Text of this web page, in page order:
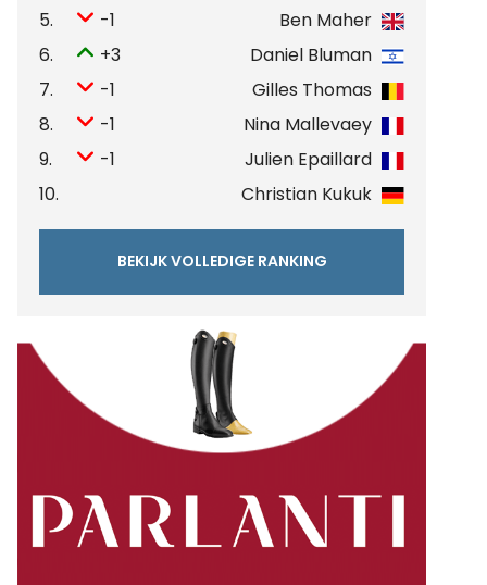
5. -1
Ben Maher
6.
+3
Daniel Bluman
7.
-1
Gilles Thomas
8.
-1
Nina Mallevaey
9.
-1
Julien Epaillard
10.
Christian Kukuk
BEKIJK VOLLEDIGE RANKING